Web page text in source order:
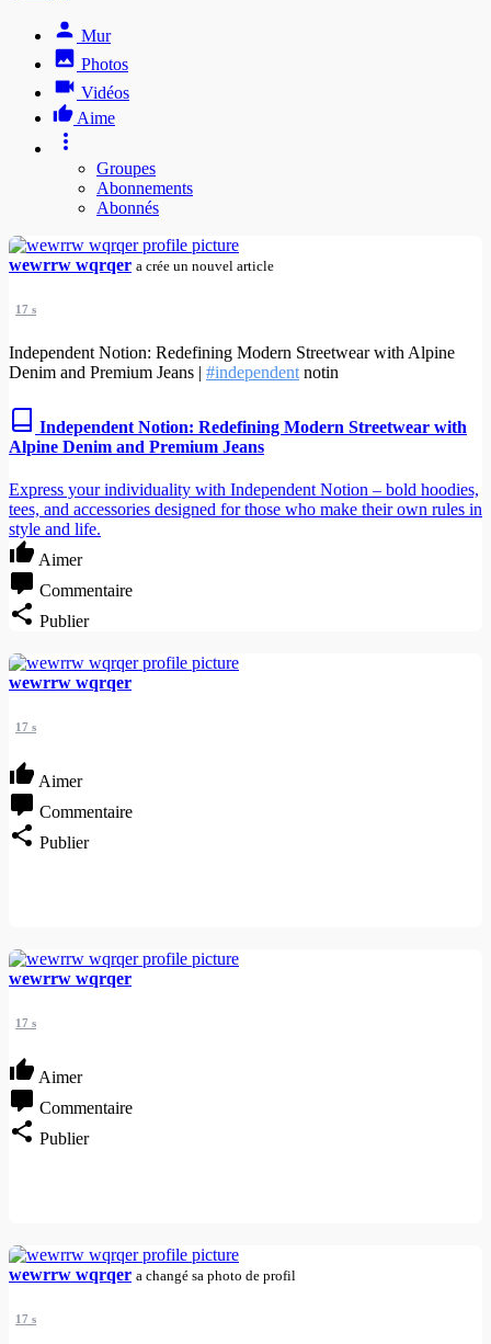
Mur
Photos
Vidéos
Aime
Groupes
Abonnements
Abonnés
wewrrw wqrqer a crée un nouvel article
17 s
Independent Notion: Redefining Modern Streetwear with Alpine
Denim and Premium Jeans | #independent notin
Independent Notion: Redefining Modern Streetwear with
Alpine Denim and Premium Jeans
Express your individuality with Independent Notion – bold hoodies,
tees, and accessories designed for those who make their own rules in
style and life.
Aimer
Commentaire
Publier
wewrrw wqrqer
17 s
Aimer
Commentaire
Publier
wewrrw wqrqer
17 s
Aimer
Commentaire
Publier
wewrrw wqrqer a changé sa photo de profil
17 s